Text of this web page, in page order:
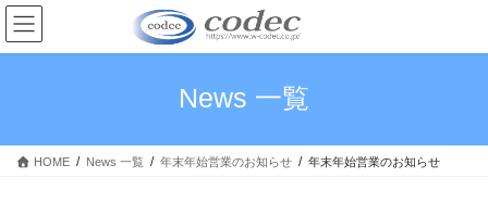
コ
ン
テ
ス
ナ
ビ
ゲ
ン
News 一覧
HOME News 一覧 年末年始営業のお知らせ 年末年始営業のお知らせ